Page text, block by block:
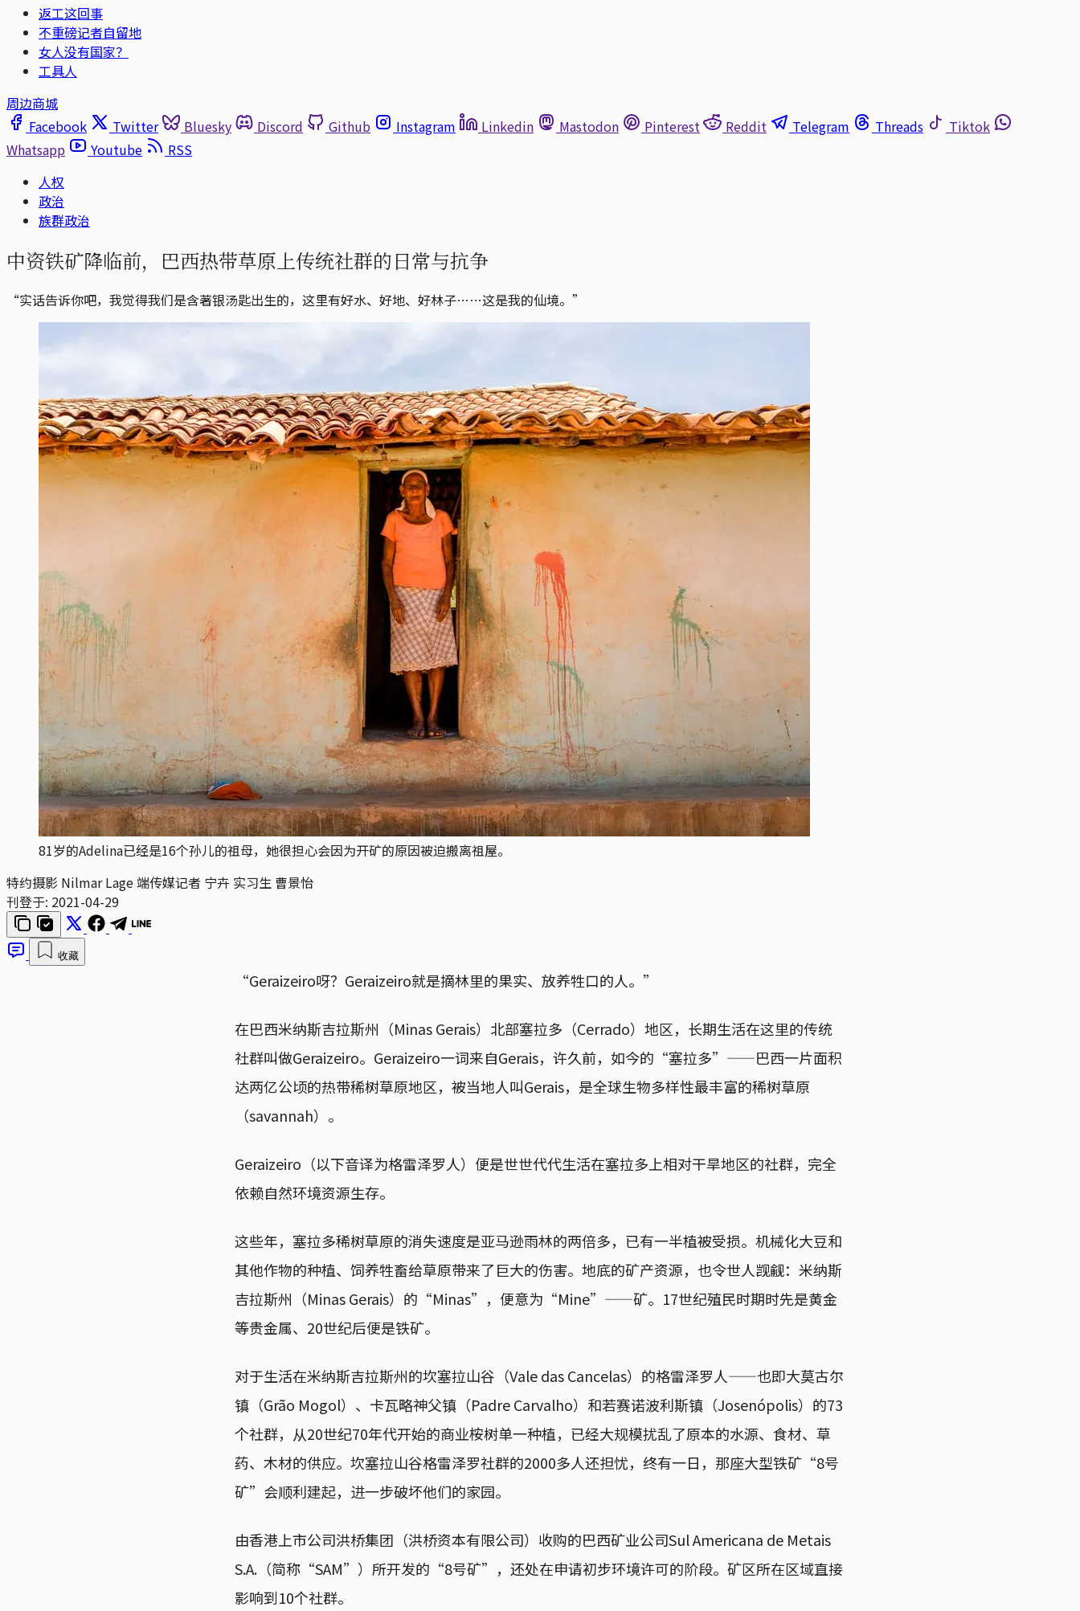
返工这回事
不重磅记者自留地
女人没有国家？
工具人
周边商城
Facebook
Twitter Bluesky Discord Github Instagram Linkedin Mastodon Pinterest Reddit Telegram Threads
Tiktok
Whatsapp
Youtube
RSS
人权
政治
族群政治
中资铁矿降临前，巴西热带草原上传统社群的日常与抗争
“实话告诉你吧，我觉得我们是含著银汤匙出生的，这里有好水、好地、好林子……这是我的仙境。”
81岁的Adelina已经是16个孙儿的祖母，她很担心会因为开矿的原因被迫搬离祖屋。
特约摄影 Nilmar Lage 端传媒记者 宁卉 实习生 曹景怡
刊登于: 2021-04-29
收藏
“Geraizeiro呀？Geraizeiro就是摘林里的果实、放养牲口的人。”
在巴西米纳斯吉拉斯州（Minas Gerais）北部塞拉多（Cerrado）地区，长期生活在这里的传统
社群叫做Geraizeiro。Geraizeiro一词来自Gerais，许久前，如今的“塞拉多”——巴西一片面积
达两亿公顷的热带稀树草原地区，被当地人叫Gerais，是全球生物多样性最丰富的稀树草原
（savannah）。
Geraizeiro（以下音译为格雷泽罗人）便是世世代代生活在塞拉多上相对干旱地区的社群，完全
依赖自然环境资源生存。
这些年，塞拉多稀树草原的消失速度是亚马逊雨林的两倍多，已有一半植被受损。机械化大豆和
其他作物的种植、饲养牲畜给草原带来了巨大的伤害。地底的矿产资源，也令世人觊觎：米纳斯
吉拉斯州（Minas Gerais）的“Minas”，便意为“Mine”——矿。17世纪殖民时期时先是黄金
等贵金属、20世纪后便是铁矿。
对于生活在米纳斯吉拉斯州的坎塞拉山谷（Vale das Cancelas）的格雷泽罗人——也即大莫古尔
镇（Grão Mogol）、卡瓦略神父镇（Padre Carvalho）和若赛诺波利斯镇（Josenópolis）的73
个社群，从20世纪70年代开始的商业桉树单一种植，已经大规模扰乱了原本的水源、食材、草
药、木材的供应。坎塞拉山谷格雷泽罗社群的2000多人还担忧，终有一日，那座大型铁矿“8号
矿”会顺利建起，进一步破坏他们的家园。
由香港上市公司洪桥集团（洪桥资本有限公司）收购的巴西矿业公司Sul Americana de Metais
S.A.（简称“SAM”）所开发的“8号矿”，还处在申请初步环境许可的阶段。矿区所在区域直接
影响到10个社群。